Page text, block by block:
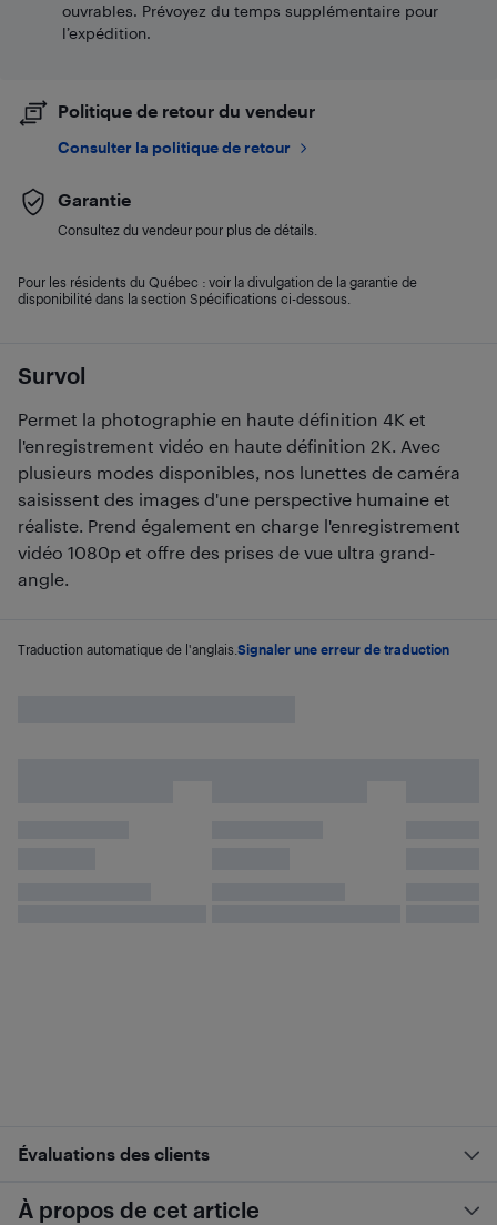
Survol
Permet la photographie en haute définition 4K et
l'enregistrement vidéo en haute définition 2K. Avec
plusieurs modes disponibles, nos lunettes de caméra
saisissent des images d'une perspective humaine et
réaliste. Prend également en charge l'enregistrement
vidéo 1080p et offre des prises de vue ultra grand-
angle.
Traduction automatique de l'anglais. Signaler une erreur de traduction
ouvrables. Prévoyez du temps supplémentaire pour
l’expédition.
Politique de retour du vendeur
Consulter la politique de retour
Garantie
Consultez du vendeur pour plus de détails.
Pour les résidents du Québec : voir la divulgation de la garantie de
disponibilité dans la section Spécifications ci-dessous.
Évaluations des clients
À propos de cet article